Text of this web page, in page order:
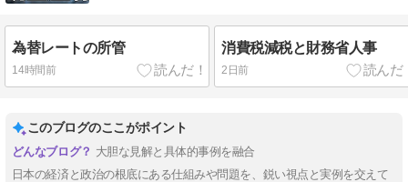
為替レートの所管
14時間前
消費税減税と財務省人事
2日前
このブログのここがポイント
大胆な見解と具体的事例を融合
日本の経済と政治の根底にある仕組みや問題を、鋭い視点と実例を交えて